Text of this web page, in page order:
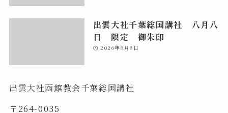
出雲大社千葉総国講社 八月八
日 限定 御朱印
2026年8月8日
出雲大社函館教会千葉総国講社
〒264-0035